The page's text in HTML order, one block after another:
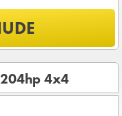
štete (CDW) i krađe
4x4